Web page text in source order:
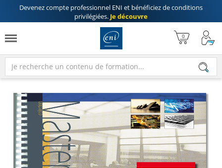
Devenez compte professionnel ENI et bénéficiez deconditions
privilégiées. Je découvre